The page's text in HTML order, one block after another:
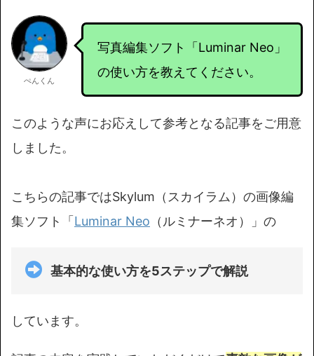
ぺんくん
写真編集ソフト「Luminar Neo」
の使い方を教えてください。
このような声にお応えして参考となる記事をご用意
しました。
こちらの記事ではSkylum（スカイラム）の画像編
集ソフト「 Luminar Neo （ルミナーネオ）」の
基本的な使い方を5ステップで解説
しています。